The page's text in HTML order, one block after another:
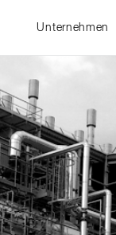
Unternehmen